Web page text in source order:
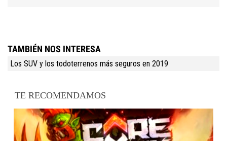
TAMBIÉN NOS INTERESA
Los SUV y los todoterrenos más seguros en 2019
TE RECOMENDAMOS